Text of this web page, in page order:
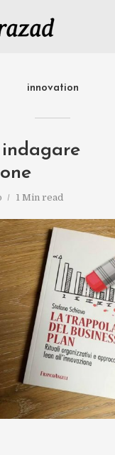
innovation
1 Min read